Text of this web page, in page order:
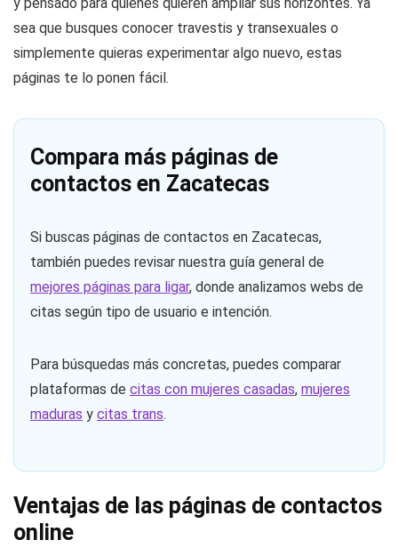
y pensado para quienes quieren ampliar sus horizontes. Ya
sea que busques conocer travestis y transexuales o
simplemente quieras experimentar algo nuevo, estas
páginas te lo ponen fácil.
Compara más páginas de
contactos en Zacatecas
Si buscas páginas de contactos en Zacatecas,
también puedes revisar nuestra guía general de
mejores páginas para ligar, donde analizamos webs de
citas según tipo de usuario e intención.
Para búsquedas más concretas, puedes comparar
plataformas de citas con mujeres casadas, mujeres
maduras y citas trans.
Ventajas de las páginas de contactos
online